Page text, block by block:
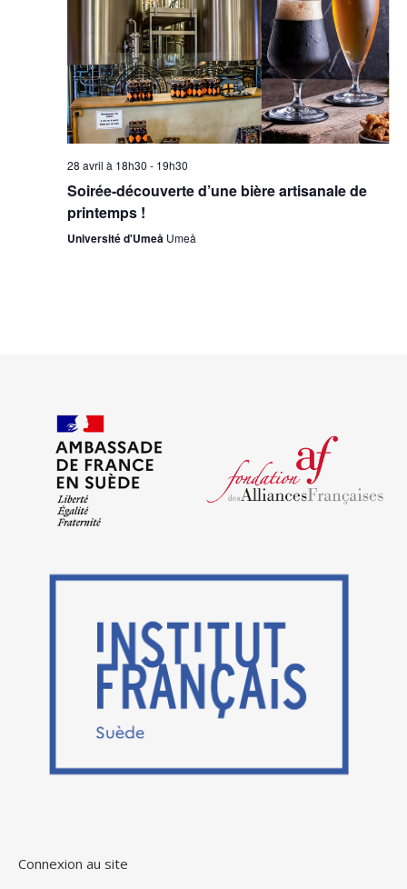
28 avril à 18h30 - 19h30
Soirée-découverte d’une bière artisanale de
printemps !
Université d'Umeå Umeå
Connexion au site